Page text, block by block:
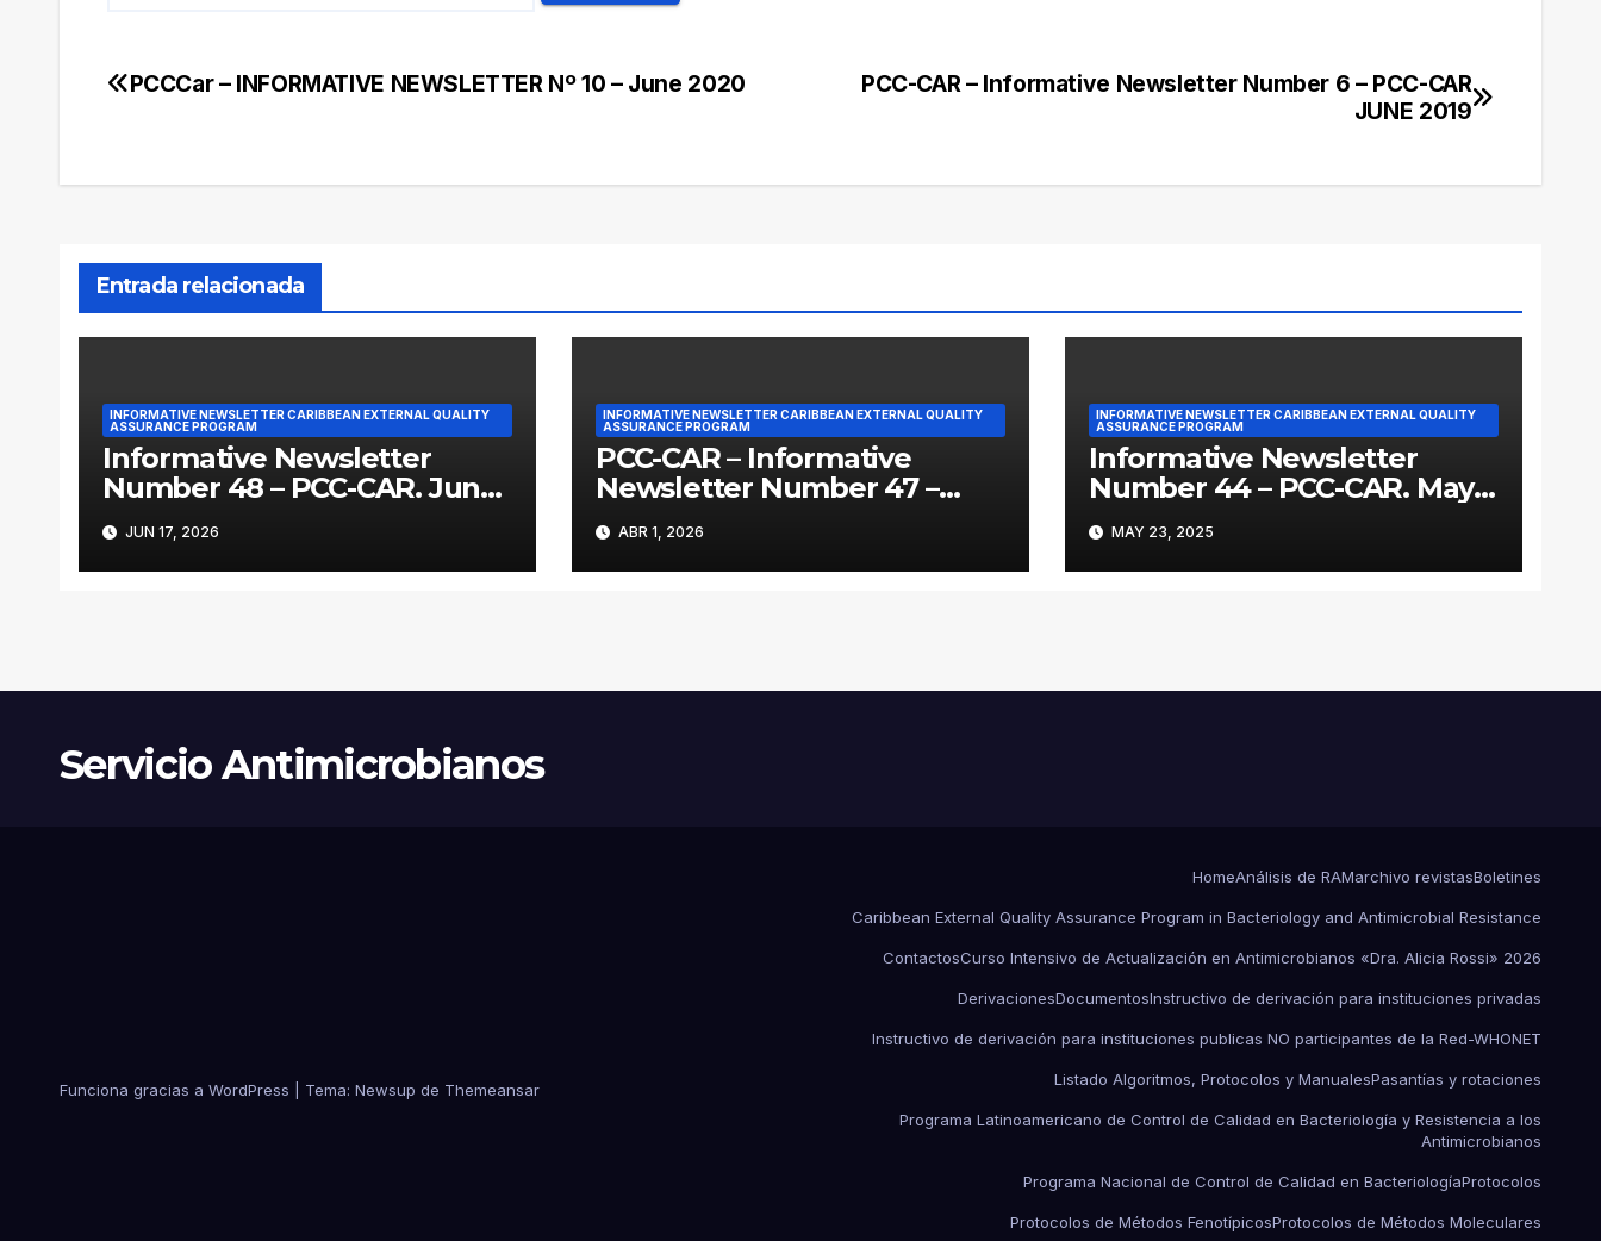
Navegación
entradas
PCC-CAR – Informative Newsletter Number 6 – PCC-CAR
JUNE 2019
PCCCar – INFORMATIVE NEWSLETTER Nº 10 – June 2020
Entrada relacionada
INFORMATIVE NEWSLETTER CARIBBEAN EXTERNAL QUALITY
ASSURANCE PROGRAM
Informative Newsletter
Number 48 – PCC-CAR. June
2026
JUN 17, 2026
INFORMATIVE NEWSLETTER CARIBBEAN EXTERNAL QUALITY
ASSURANCE PROGRAM
PCC-CAR – Informative
Newsletter Number 47 –
April 2026
ABR 1, 2026
INFORMATIVE NEWSLETTER CARIBBEAN EXTERNAL QUALITY
ASSURANCE PROGRAM
Informative Newsletter
Number 44 – PCC-CAR. May
2025
MAY 23, 2025
Servicio Antimicrobianos
Funciona gracias a WordPress Tema: Newsup de Themeansar
HomeAnálisis de RAMarchivo revistasBoletines
Caribbean External Quality Assurance Program in Bacteriology and Antimicrobial Resistance
ContactosCurso Intensivo de Actualización en Antimicrobianos «Dra. Alicia Rossi» 2026
DerivacionesDocumentosInstructivo de derivación para instituciones privadas
Instructivo de derivación para instituciones publicas NO participantes de la Red-WHONET
Listado Algoritmos, Protocolos y ManualesPasantías y rotaciones
Programa Latinoamericano de Control de Calidad en Bacteriología y Resistencia a los
Antimicrobianos
Programa Nacional de Control de Calidad en BacteriologíaProtocolos
Protocolos de Métodos FenotípicosProtocolos de Métodos Moleculares